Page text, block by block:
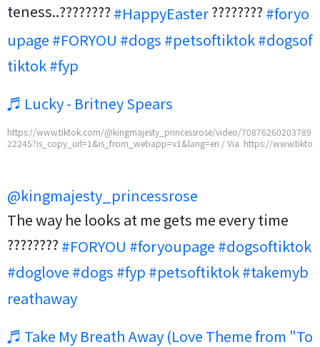
teness..???????? #HappyEaster???????? #foryo
upage #FORYOU #dogs #petsoftiktok#dogsof
tiktok#fyp
♬ Lucky - Britney Spears
https://www.tiktok.com/@kingmajesty_princessrose/video/70876260203789
22245?is_copy_url=1&is_from_webapp=v1&lang=en / Via https://www.tikto
@kingmajesty_princessrose
The way he looks at me gets me every time
???????? #FORYOU #foryoupage #dogsoftiktok
#doglove #dogs #fyp #petsoftiktok#takemyb
reathaway
♬ Take My Breath Away (Love Theme from "To